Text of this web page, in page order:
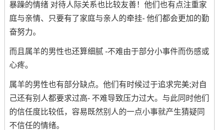
暴躁的情绪 对待人际关系也比较友善！他们也有点注重家
庭与亲情、只要有了家庭与亲人的牵挂- 他们都会更加的勤
奋努力。
而且属羊的男性也还算细腻 -不难由于部分小事件而伤感或
心疼。
属羊的男性也有部分缺点。他们有时候过于追求完美;对自
己还有别人都要求过高- 不难导致压力过大。与此同时他们
的信任度比较低，容易既然别人的一点小事就产生猜疑同
不信任的情绪。